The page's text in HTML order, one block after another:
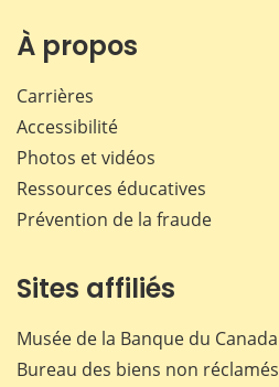
À propos
Carrières
Accessibilité
Photos et vidéos
Ressources éducatives
Prévention de la fraude
Sites affiliés
Musée de la Banque du Canada
Bureau des biens non réclamés